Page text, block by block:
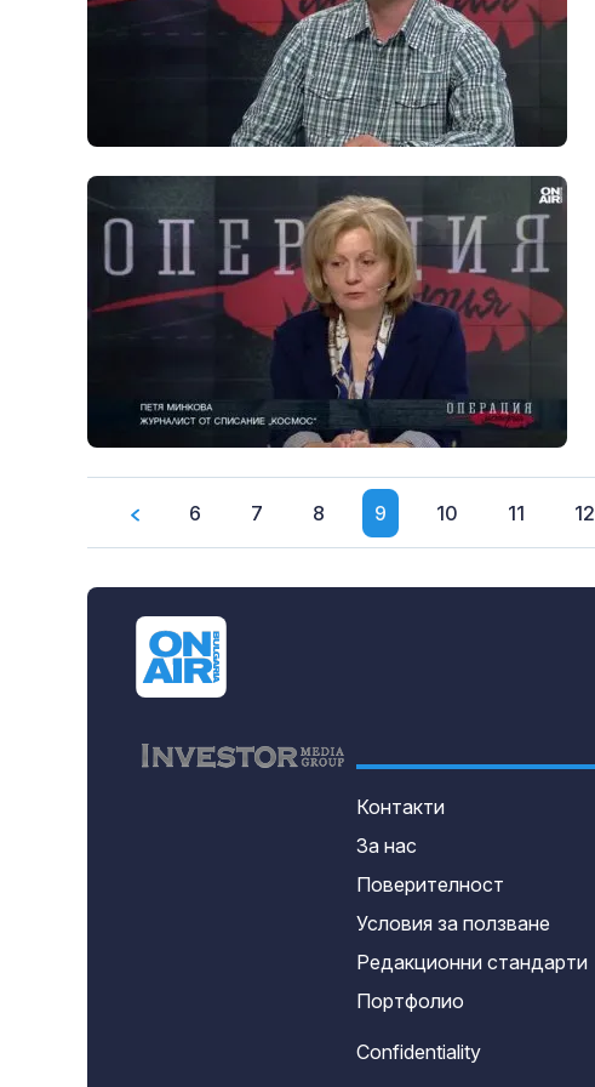
6 7 8 9 10 11 12
Контакти
За нас
Поверителност
Условия за ползване
Редакционни стандарти
Портфолио
Confidentiality